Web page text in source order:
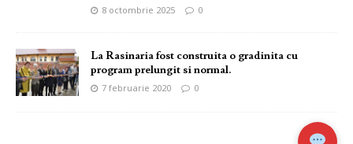
8 octombrie 2025 0
La Rasinaria fost construita o gradinita cu
program prelungit si normal.
7 februarie 2020 0